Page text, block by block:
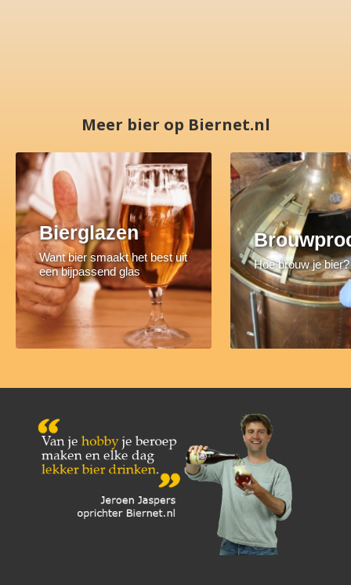
Meer bier op Biernet.nl
Bierglazen
Want bier smaakt het best uit
een bijpassend glas
Hoe brouw je bier?